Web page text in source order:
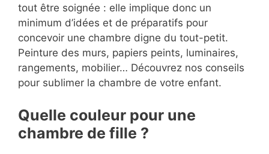
tout être soignée : elle implique donc un
minimum d’idées et de préparatifs pour
concevoir une chambre digne du tout-petit.
Peinture des murs, papiers peints, luminaires,
rangements, mobilier… Découvrez nos conseils
pour sublimer la chambre de votre enfant.
Quelle couleur pour une
chambre de fille ?